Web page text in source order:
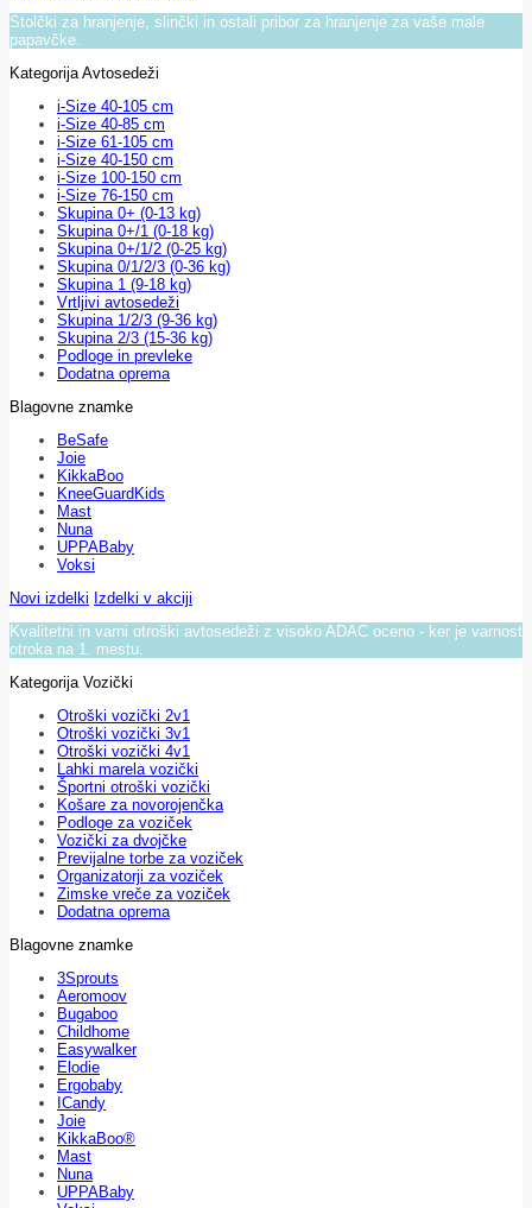
Stolčki za hranjenje, slinčki in ostali pribor za hranjenje za vaše male
papavčke.
Kategorija Avtosedeži
i-Size 40-105 cm
i-Size 40-85 cm
i-Size 61-105 cm
i-Size 40-150 cm
i-Size 100-150 cm
i-Size 76-150 cm
Skupina 0+ (0-13 kg)
Skupina 0+/1 (0-18 kg)
Skupina 0+/1/2 (0-25 kg)
Skupina 0/1/2/3 (0-36 kg)
Skupina 1 (9-18 kg)
Vrtljivi avtosedeži
Skupina 1/2/3 (9-36 kg)
Skupina 2/3 (15-36 kg)
Podloge in prevleke
Dodatna oprema
Blagovne znamke
BeSafe
Joie
KikkaBoo
KneeGuardKids
Mast
Nuna
UPPABaby
Voksi
Novi izdelki Izdelki v akciji
Kvalitetni in varni otroški avtosedeži z visoko ADAC oceno - ker je varnost
otroka na 1. mestu.
Kategorija Vozički
Otroški vozički 2v1
Otroški vozički 3v1
Otroški vozički 4v1
Lahki marela vozički
Športni otroški vozički
Košare za novorojenčka
Podloge za voziček
Vozički za dvojčke
Previjalne torbe za voziček
Organizatorji za voziček
Zimske vreče za voziček
Dodatna oprema
Blagovne znamke
3Sprouts
Aeromoov
Bugaboo
Childhome
Easywalker
Elodie
Ergobaby
ICandy
Joie
KikkaBoo®
Mast
Nuna
UPPABaby